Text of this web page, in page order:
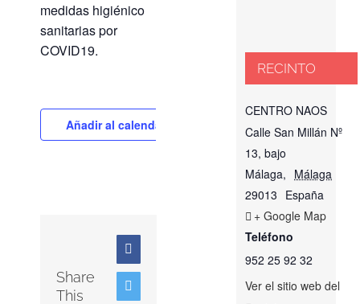
medidas higiénico
sanitarias por
COVID19.
Añadir al calendario
Share
This
RECINTO
CENTRO NAOS
Calle San Millán Nº
13, bajo
Málaga, Málaga
29013 España
+ Google Map
Teléfono
952 25 92 32
Ver el sitio web del